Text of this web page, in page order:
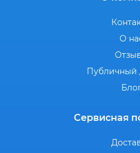
О
Публичный
Сервисная